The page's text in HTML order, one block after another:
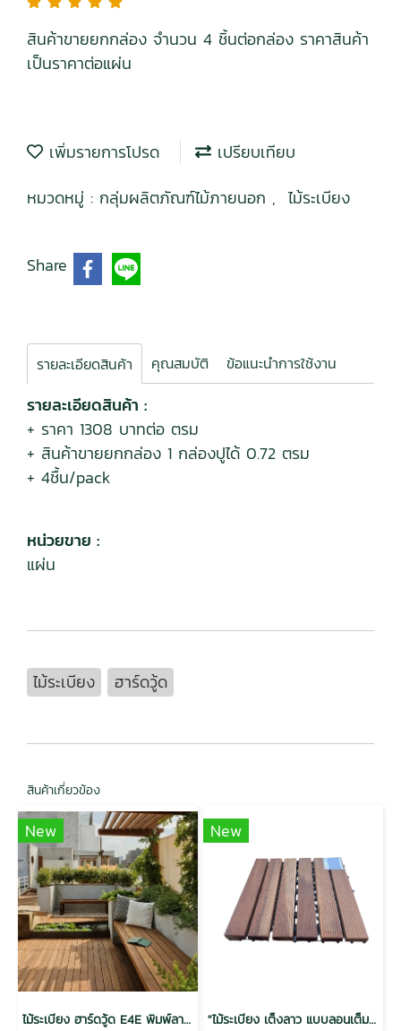
สินค้าขายยกกล่อง จำนวน 4 ชิ้นต่อกล่อง ราคาสินค้า
เป็นราคาต่อแผ่น
เพิ่มรายการโปรด
เปรียบเทียบ
หมวดหมู่ : กลุ่มผลิตภัณฑ์ไม้ภายนอก , ไม้ระเบียง
Share
รายละเอียดสินค้า คุณสมบัติ ข้อแนะนำการใช้งาน
รายละเอียดสินค้า :
+ ราคา 1308 บาทต่อ ตรม
+ สินค้าขายยกกล่อง 1 กล่องปูได้ 0.72 ตรม
+ 4ชื้น/pack
หน่วยขาย :
แผ่น
ไม้ระเบียง ฮาร์ดวู้ด
สินค้าเกี่ยวข้อง
New
ไม้ระเบียง ฮาร์ดวู้ด E4E พิมพ์ลาย อบ กันปลวก H3.2 สีวอลนัท 1.5x6x2.5 (28mm.x130mm.)
New
"ไม้ระเบียง เต็งลาว แบบลอนเต็ม อบ กันปลวก H3.2 25x300x300mm."